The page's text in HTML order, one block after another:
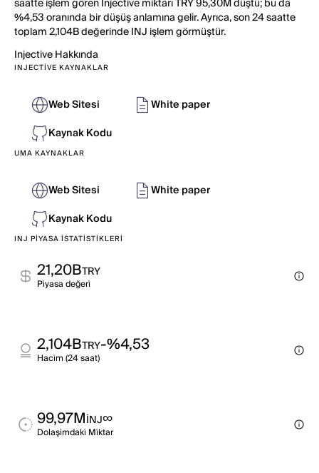
saatte işlem gören Injective miktarı TRY 95,30M düştü; bu da
%4,53 oranında bir düşüş anlamına gelir. Ayrıca, son 24 saatte
toplam 2,104B değerinde INJ işlem görmüştür.
InjectiveHakkında
INJECTIVE KAYNAKLAR
Web Sitesi
White paper
Kaynak Kodu
UMA KAYNAKLAR
Web Sitesi
White paper
Kaynak Kodu
INJ PIYASA İSTATISTIKLERI
21,20BTRY
Pi̇yasa değeri̇
2,104BTRY-%4,53
Haci̇m (24 saat)
99,97MINJ∞
Dolaşimdaki̇ Mi̇ktar